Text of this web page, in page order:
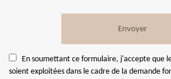
En soumettant ce formulaire, j'accepte que
soient exploitées dans le cadre de la demande